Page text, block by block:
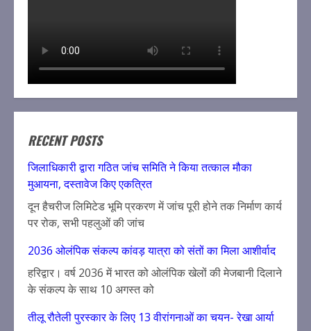
RECENT POSTS
जिलाधिकारी द्वारा गठित जांच समिति ने किया तत्काल मौका
मुआयना, दस्तावेज किए एकत्रित
दून हैचरीज लिमिटेड भूमि प्रकरण में जांच पूरी होने तक निर्माण कार्य
पर रोक, सभी पहलुओं की जांच
2036 ओलंपिक संकल्प कांवड़ यात्रा को संतों का मिला आशीर्वाद
हरिद्वार। वर्ष 2036 में भारत को ओलंपिक खेलों की मेजबानी दिलाने
के संकल्प के साथ 10 अगस्त को
तीलू रौतेली पुरस्कार के लिए 13 वीरांगनाओं का चयन- रेखा आर्या